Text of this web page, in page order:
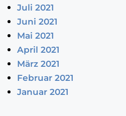
Juli 2021
Juni 2021
Mai 2021
April 2021
März 2021
Februar 2021
Januar 2021